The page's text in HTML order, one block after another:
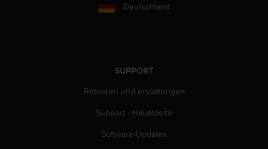
Deutschland
SUPPORT
Retouren und erstattungen
Support - Hauptseite
Software-Updates